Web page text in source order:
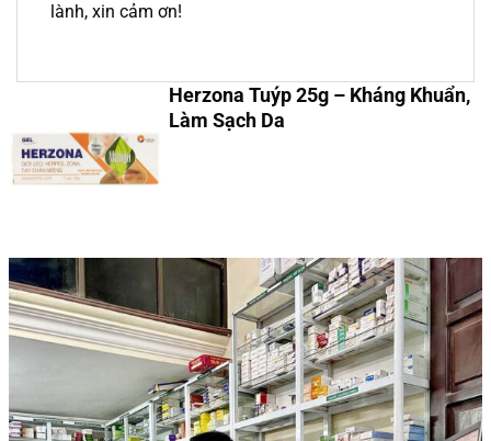
lành, xin cảm ơn!
Herzona Tuýp 25g – Kháng Khuẩn,
Làm Sạch Da